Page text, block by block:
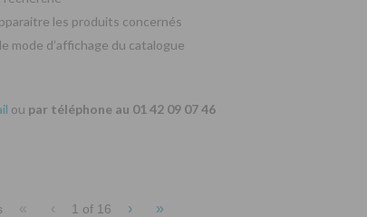
les produits concernés
mode d’affichage du catalogue
ou par téléphone au 01 42 09 07 46
« ‹ 1 of 16 › »